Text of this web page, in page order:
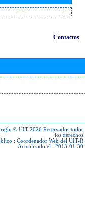
Contactos
© UIT 2026 Reservados todos
los derechos
: Coordenador Web del UIT-R
Actualizado el : 2013-01-30